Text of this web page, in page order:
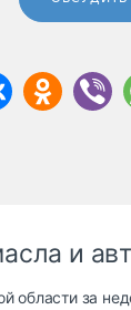
и
области за